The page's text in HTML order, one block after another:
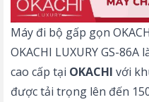
Máy đi bộ gấp gọn
OKACHI LUXURY GS-86A
cao cấp tại OKACHI với
được tải trọng lên đến